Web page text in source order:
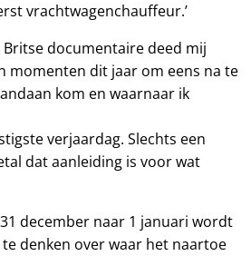
vrachtwagenchauffeur.’
documentaire deed mij
momenten dit jaar om eens na te
kom en waarnaar ik
verjaardag. Slechts een
dat aanleiding is voor wat
december naar 1 januari wordt
denken over waar het naartoe